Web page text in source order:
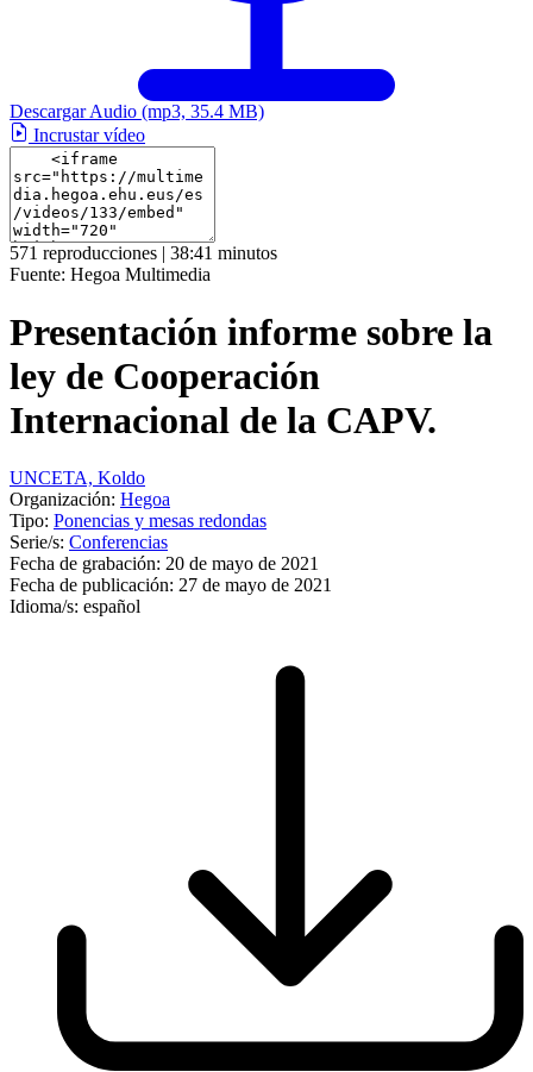
Descargar Audio (mp3, 35.4 MB)
Incrustar vídeo
571 reproducciones | 38:41 minutos
Fuente: Hegoa Multimedia
Presentación informe sobre la
ley de Cooperación
Internacional de la CAPV.
UNCETA, Koldo
Organización: Hegoa
Tipo: Ponencias y mesas redondas
Serie/s: Conferencias
Fecha de grabación: 20 de mayo de 2021
Fecha de publicación: 27 de mayo de 2021
Idioma/s: español